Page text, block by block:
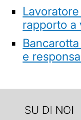
rapporto a
e
SU DI NOI